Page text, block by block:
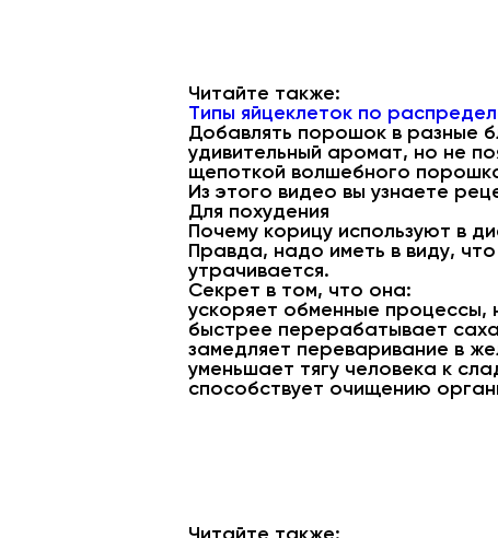
Читайте также:
Типы яйцеклеток по
Добавлять порошок в разные
удивительный аромат, но не
щепоткой волшебного
Из этого видео вы узнаете
Для похудения
Почему корицу используют в
Правда, надо иметь в виду,
утрачивается.
Секрет в том, что она:
ускоряет обменные процессы,
быстрее перерабатывает
замедляет переваривание в
уменьшает тягу человека к
способствует очищению